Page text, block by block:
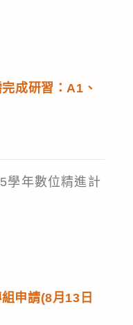
成研習：A1、
學年數位精進計
申請(8月13日